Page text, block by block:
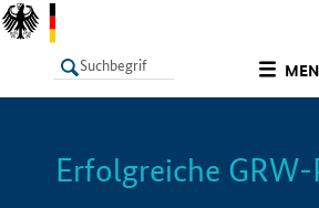
LISTE
Erfolgreiche